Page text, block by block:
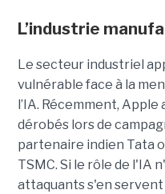
L’industrie
Le secteur industriel
vulnérable face à la
l’IA. Récemment,
dérobés lors de
partenaire indien Tata
TSMC. Si le rôle de l'IA
attaquants s'en servent